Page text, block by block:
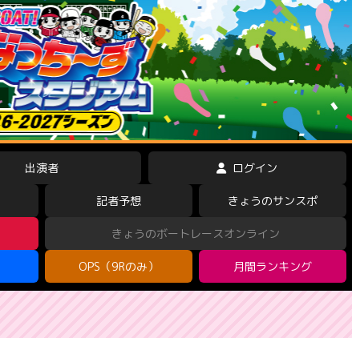
出演者 ログイン
記者予想 きょうのサンスポ
きょうのボートレースオンライン
OPS（9Rのみ） 月間ランキング